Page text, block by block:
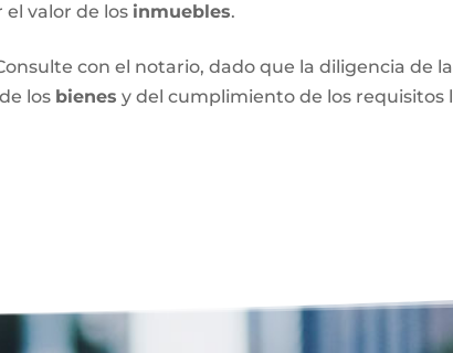
valor de los inmuebles.
con el notario, dado que la diligencia de
los bienes y del cumplimiento de los requisitos